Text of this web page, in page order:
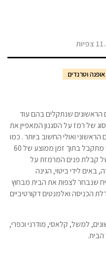
צפיות
אופנה וטרנדים
שנתקלים בהם עוד
של רמז על הסגנון המאפיין את
ואולי החשוב ביותר. כמו
בכל תחום אחר בחיים, הרושם הראשוני מתקבל בתוך זמן ממוצע של 60
של קבלת פנים המרמזת על
לידי ביטוי, הגינה
שנבחר לצפות את הבית מבחוץ
הכניסה ואלמנטים דקורטיביים
למשל, קלאסי, מודרני וכפרי,
הבית.